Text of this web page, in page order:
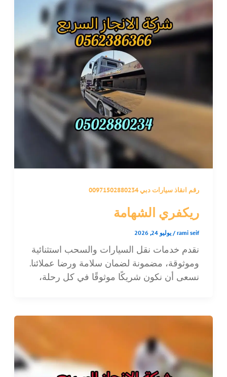
رقم انقاذ سيارات دبي 00971502880234
ريكفري الشهامة
rami seif
/ يوليو 24, 2026
نقدم خدمات نقل السيارات والسحب استثنائية
وموثوقة، مضمونة لضمان سلامة ورضا عملائنا.
نسعى أن نكون شريكًا موثوقًا في كل رحلة،